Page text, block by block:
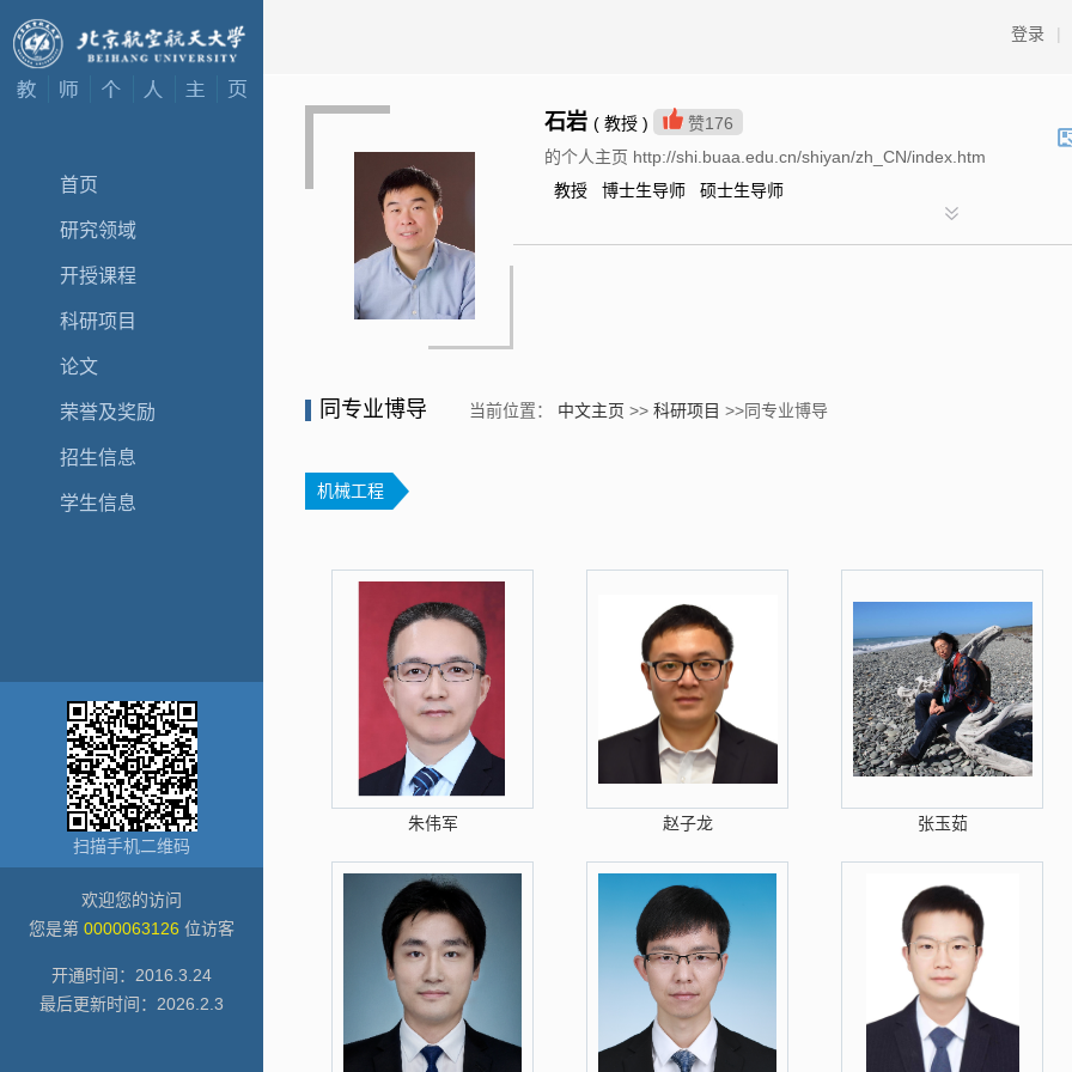
首页
研究领域
开授课程
科研项目
论文
荣誉及奖励
招生信息
学生信息
扫描手机二维码
欢迎您的访问
您是第 0000063126 位访客
开通时间： 2016 3 24
最后更新时间： 2026 2 3
登录 |
石岩 ( 教授 ) 赞176
的个人主页 http://shi.buaa.edu.cn/shiyan/zh_CN/index.htm
教授 博士生导师 硕士生导师
同专业博导 当前位置： 中文主页 >> 科研项目 >>同专业博导
机械工程
朱伟军 赵子龙 张玉茹